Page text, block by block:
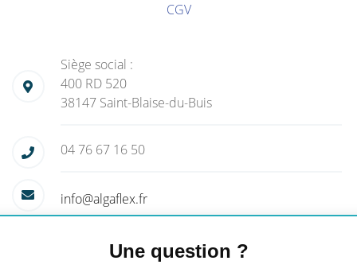
CGV
Une question ?
Siège social :
400 RD 520
38147 Saint-Blaise-du-Buis
04 76 67 16 50
info@algaflex.fr